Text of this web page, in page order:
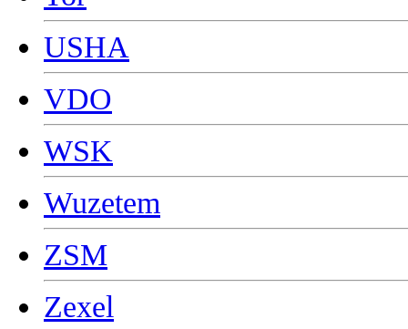
USHA
VDO
WSK
Wuzetem
ZSM
Zexel